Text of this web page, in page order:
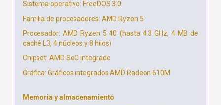
Sistema operativo: FreeDOS 3.0
Familia de procesadores: AMD Ryzen 5
Procesador: AMD Ryzen 5 40 (hasta 4.3 GHz, 4 MB de
caché L3, 4 núcleos y 8 hilos)
Chipset: AMD SoC integrado
Gráfica: Gráficos integrados AMD Radeon 610M
Memoria y almacenamiento